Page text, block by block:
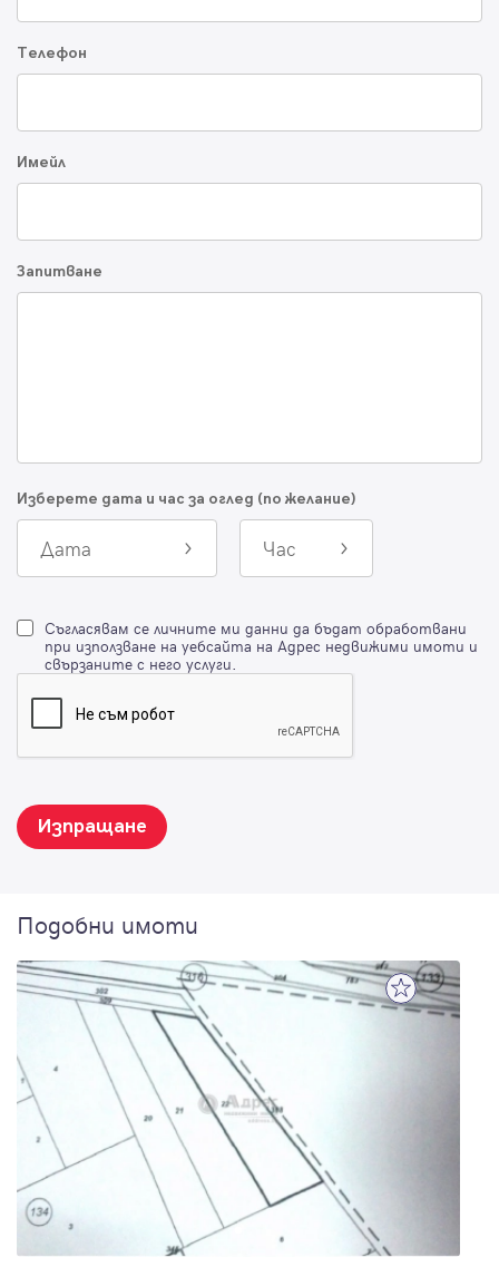
Телефон
Имейл
Запитване
Изберете дата и час за оглед (по желание)
Дата Час
Съгласявам се личните ми данни да бъдат обработвани
при използване на уебсайта на Адрес недвижими имоти и
свързаните с него услуги.
Изпращане
Подобни имоти